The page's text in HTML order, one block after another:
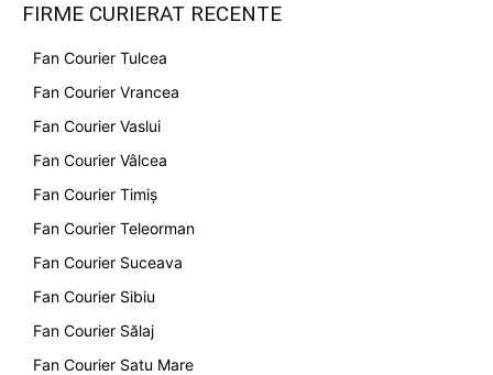
FIRME CURIERAT RECENTE
Fan Courier Tulcea
Fan Courier Vrancea
Fan Courier Vaslui
Fan Courier Vâlcea
Fan Courier Timiș
Fan Courier Teleorman
Fan Courier Suceava
Fan Courier Sibiu
Fan Courier Sălaj
Fan Courier Satu Mare